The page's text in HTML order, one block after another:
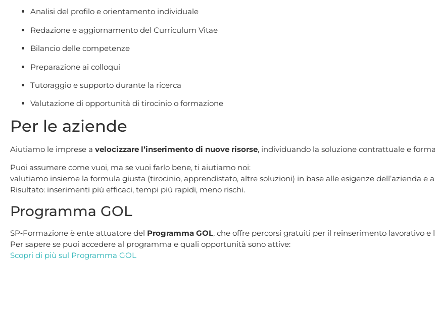
Analisi del profilo e orientamento individuale
Redazione e aggiornamento del Curriculum Vitae
Bilancio delle competenze
Preparazione ai colloqui
Tutoraggio e supporto durante la ricerca
Valutazione di opportunità di tirocinio o formazione
Per le aziende
Aiutiamo le imprese a velocizzare l’inserimento di nuove risorse, individuando la soluzione contrattuale e
Puoi assumere come vuoi, ma se vuoi farlo bene, ti aiutiamo noi:
valutiamo insieme la formula giusta (tirocinio, apprendistato, altre soluzioni) in base alle esigenze dell’azienda e
Risultato: inserimenti più efficaci, tempi più rapidi, meno rischi.
Programma GOL
SP‑Formazione è ente attuatore del Programma GOL, che offre percorsi gratuiti per il reinserimento lavorativo
Per sapere se puoi accedere al programma e quali opportunità sono attive:
Scopri di più sul Programma GOL